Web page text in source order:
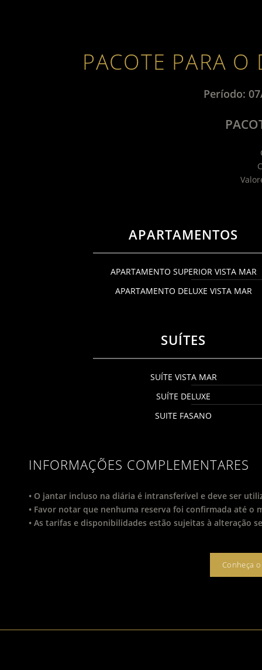
PACOTE PARA
Período:
APARTAMENTOS
APARTAMENTO SUPERIOR VISTA MAR
APARTAMENTO DELUXE VISTA MAR
SUÍTES
SUÍTE VISTA MAR
SUÍTE DELUXE
SUITE FASANO
INFORMAÇÕES COMPLEMENTARES
• O jantar incluso na diária é intransferível e deve ser
• Favor notar que nenhuma reserva foi confirmada até o
• As tarifas e disponibilidades estão sujeitas à alteração
Conheça